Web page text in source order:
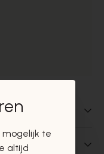
te
altijd